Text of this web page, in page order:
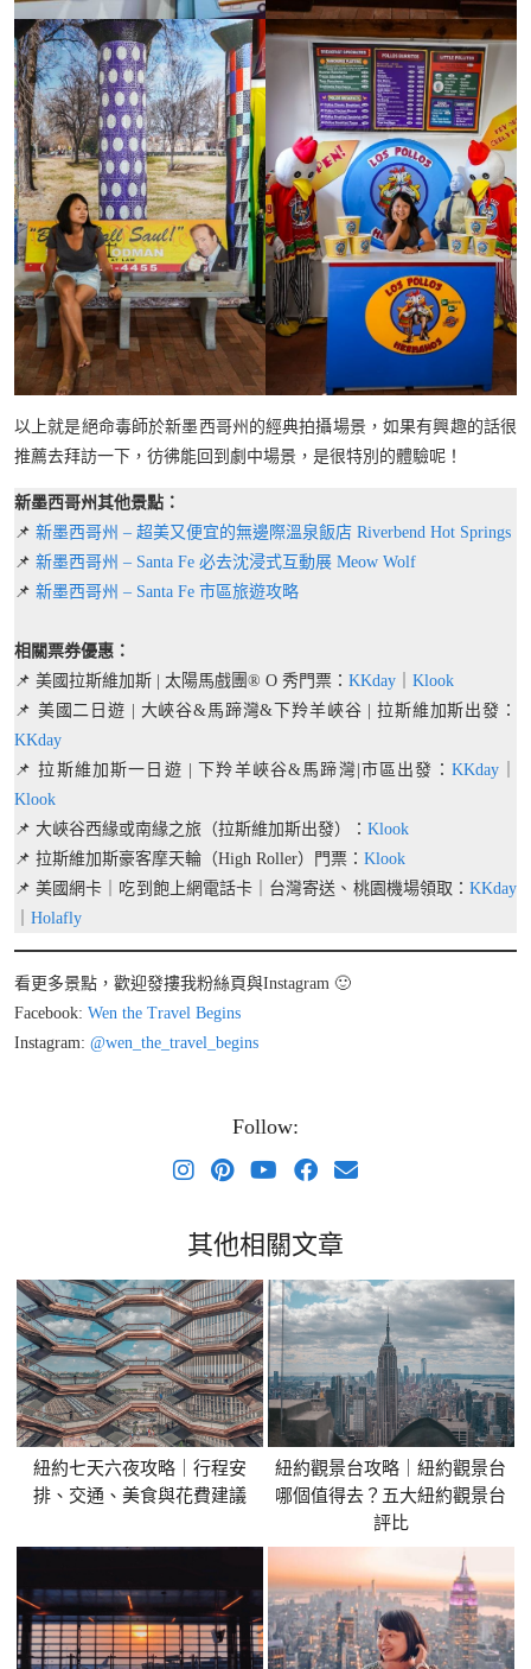
以上就是絕命毒師於新墨西哥州的經典拍攝場景，如果有興趣的話很
推薦去拜訪一下，彷彿能回到劇中場景，是很特別的體驗呢！
新墨西哥州其他景點：
📌 新墨西哥州 – 超美又便宜的無邊際溫泉飯店 Riverbend Hot Springs
📌 新墨西哥州 – Santa Fe 必去沈浸式互動展 Meow Wolf
📌 新墨西哥州 – Santa Fe 市區旅遊攻略
相關票券優惠：
📌 美國拉斯維加斯 | 太陽馬戲團® O 秀門票： KKday
Klook
📌 美國二日遊 | 大峽谷&馬蹄灣&下羚羊峽谷 | 拉斯維加斯出發：
KKday
📌 拉斯維加斯一日遊 | 下羚羊峽谷&馬蹄灣|市區出發： KKday｜
Klook
📌 大峽谷西緣或南緣之旅（拉斯維加斯出發）： Klook
📌 拉斯維加斯豪客摩天輪（High Roller）門票： Klook
📌 美國網卡｜吃到飽上網電話卡｜台灣寄送、桃園機場領取： KKday
Holafly
看更多景點，歡迎發摟我粉絲頁與Instagram 🙂
Facebook: Wen the Travel Begins
Instagram: @wen_the_travel_begins
Follow:
其他相關文章
紐約七天六夜攻略｜行程安
排、交通、美食與花費建議
紐約觀景台攻略｜紐約觀景台
哪個值得去？五大紐約觀景台
評比